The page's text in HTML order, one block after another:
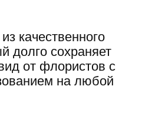
качественного
долго сохраняет
от флористов с
на любой